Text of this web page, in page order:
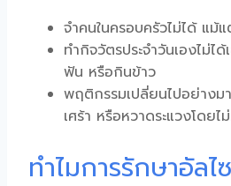
จำคนในครอบครัวไม่ได้ แม้
ทำกิจวัตรประจำวันเองไม่ไ
ฟัน หรือกินข้าว
พฤติกรรมเปลี่ยนไปอย่าง
เศร้า หรือหวาดระแวงโดยไ
ทำไมการรักษาอัลไ